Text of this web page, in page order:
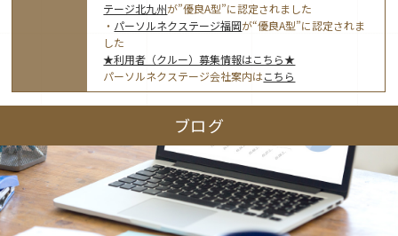
オフィス案内・アクセス
アクセストップ
福岡オフィス
鹿児島オフィス
事業モデルと仕事内容
ワークスタイル
指定就労継続支援Ａ型事業所にかかる情報公表
採用情報トップ
利用者（クルー）募集
テージ北九州が”優良A型”に認定されました
・ パーソルネクステージ福岡が“優良A型”に認定されま
した
★利用者（クルー）募集情報はこちら★
パーソルネクステージ会社案内はこちら
ブログ